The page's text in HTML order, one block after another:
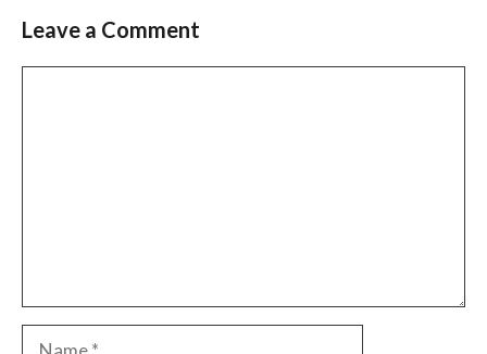
Leave a Comment
Name